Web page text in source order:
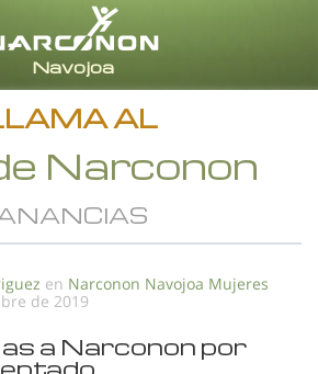
Español
Todas las Regiones/Idiomas
AL
Narconon
en Narconon Navojoa Mujeres
de 2019
a Narconon por